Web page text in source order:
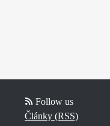
Follow us
Články (RSS)